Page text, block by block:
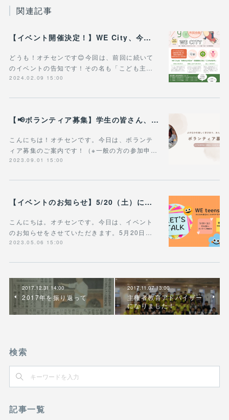
関連記事
【イベント開催決定！】WE City、今治で開催決定！ - 参加者やボランティアを募集します！
どうも！オチセンです😊今回は、前回に続いて
のイベントの告知です！その名も「こども主…
2024.02.09 15:00
【📢ボランティア募集】学生の皆さん、WE City体験をぜひ一緒に！
こんにちは！オチセンです。今日は、ボランテ
ィア募集のご案内です！（※一般の方の参加申…
2023.09.01 15:00
【イベントのお知らせ】5/20（土）にWE teens Cafeを開催します！
こんにちは。オチセンです。今日は、イベント
のお知らせをさせていただきます。5月20日…
2023.05.06 15:00
2017.12.31 14:00
2017年を振り返って
2017.11.07 13:00
主権者教育アドバイザー
になりました！
検索
記事一覧